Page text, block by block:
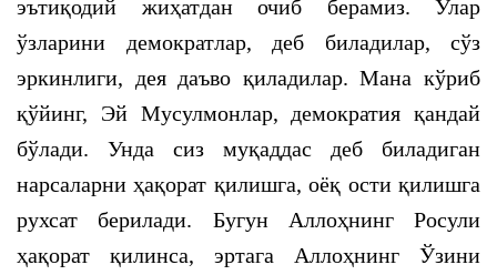
эътиқодий жиҳатдан очиб берамиз. Улар
ўзларини демократлар, деб биладилар, сўз
эркинлиги, дея даъво қиладилар. Мана кўриб
қўйинг, Эй Мусулмонлар, демократия қандай
бўлади. Унда сиз муқаддас деб биладиган
нарсаларни ҳақорат қилишга, оёқ ости қилишга
рухсат берилади. Бугун Аллоҳнинг Росули
ҳақорат қилинса, эртага Аллоҳнинг Ўзини